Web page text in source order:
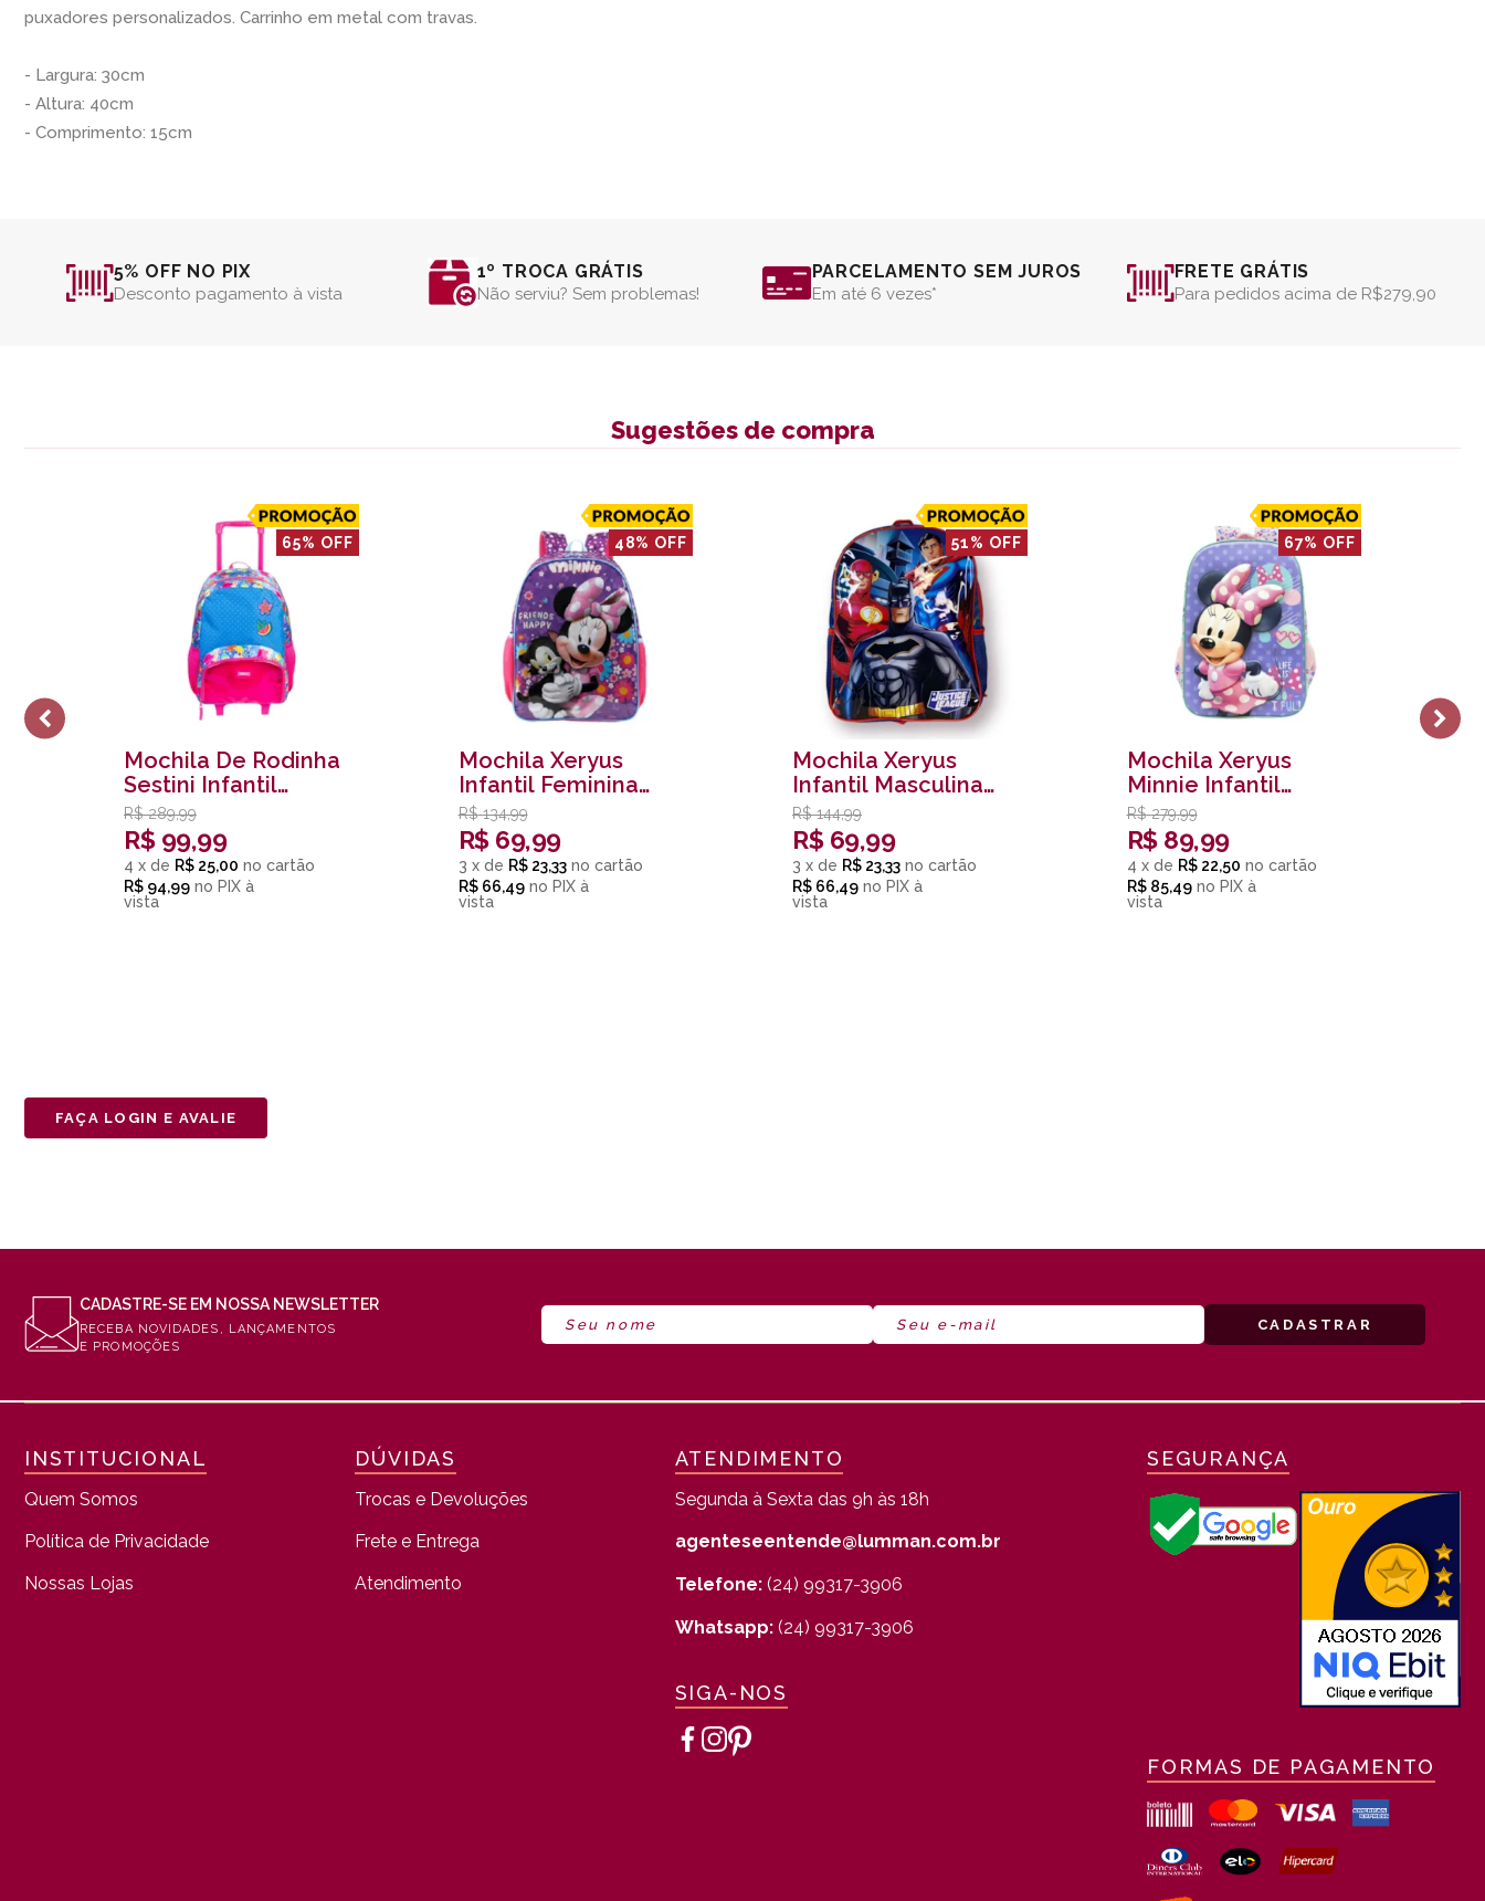
puxadores personalizados. Carrinho em metal com travas.
- Largura: 30cm
- Altura: 40cm
- Comprimento: 15cm
5% OFF NO PIX
Desconto pagamento à vista
1º TROCA GRÁTIS
Não serviu? Sem problemas!
PARCELAMENTO SEM JUROS
Em até 6 vezes*
FRETE GRÁTIS
Para pedidos acima de R$279,90
Sugestões de compra
65% OFF
Mochila De Rodinha
Sestini Infantil
Feminina Colorida
Colorido
R$ 289,99
R$ 99,99
4 x de R$ 25,00
R$ 94,99 no PIX
48% OFF
Mochila Xeryus
Infantil Feminina
Lilas
R$ 134,99
R$ 69,99
3 x de R$ 23,33
R$ 66,49 no PIX
51% OFF
Mochila Xeryus
Infantil Masculina
Azul
R$ 144,99
R$ 69,99
3 x de R$ 23,33
R$ 66,49 no PIX
67% OFF
Mochila Xeryus
Minnie Infantil
Rs/lilas
R$ 279,99
R$ 89,99
4 x de R$ 22,50
R$ 85,49 no PIX
FAÇA LOGIN E AVALIE
CADASTRE-SE EM NOSSA NEWSLETTER
RECEBA NOVIDADES, LANÇAMENTOS
E PROMOÇÕES
INSTITUCIONAL
Quem Somos
Política de Privacidade
Nossas Lojas
DÚVIDAS
Trocas e Devoluções
Frete e Entrega
Atendimento
ATENDIMENTO
Segunda à Sexta das 9h às 18h
agenteseentende@lumman.com.br
Telefone:(24) 99317-3906
Whatsapp:(24) 99317-3906
SIGA-NOS
SEGURANÇA
FORMAS DE PAGAMENTO